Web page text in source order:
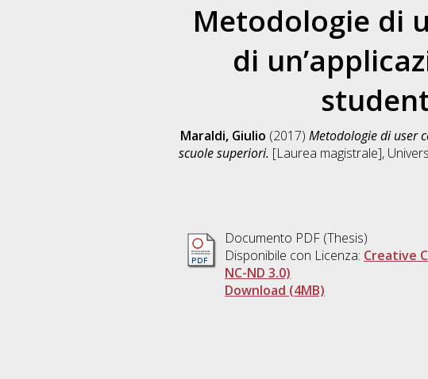
Metodologie di
di
Maraldi, Giulio (2017) Metodologie di user
scuole superiori. [Laurea magistrale],
Documento PDF (Thesis)
Disponibile con Licenza: Creative
NC-ND 3.0)
Download (4MB)